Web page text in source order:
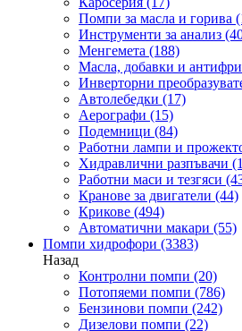
Помпи за масла и горива
Инструменти за анализ
Менгемета (188)
Масла, добавки и
Инверторни
Автолебедки (17)
Аерографи (15)
Подемници (84)
Работни лампи и
Хидравлични разпъвачи
Работни маси и тезгяси
Кранове за двигатели (44)
Крикове (494)
Автоматични макари (55)
Помпи хидрофори (3383)
Назад
Контролни помпи (20)
Потопяеми помпи (786)
Бензинови помпи (242)
Дизелови помпи (22)